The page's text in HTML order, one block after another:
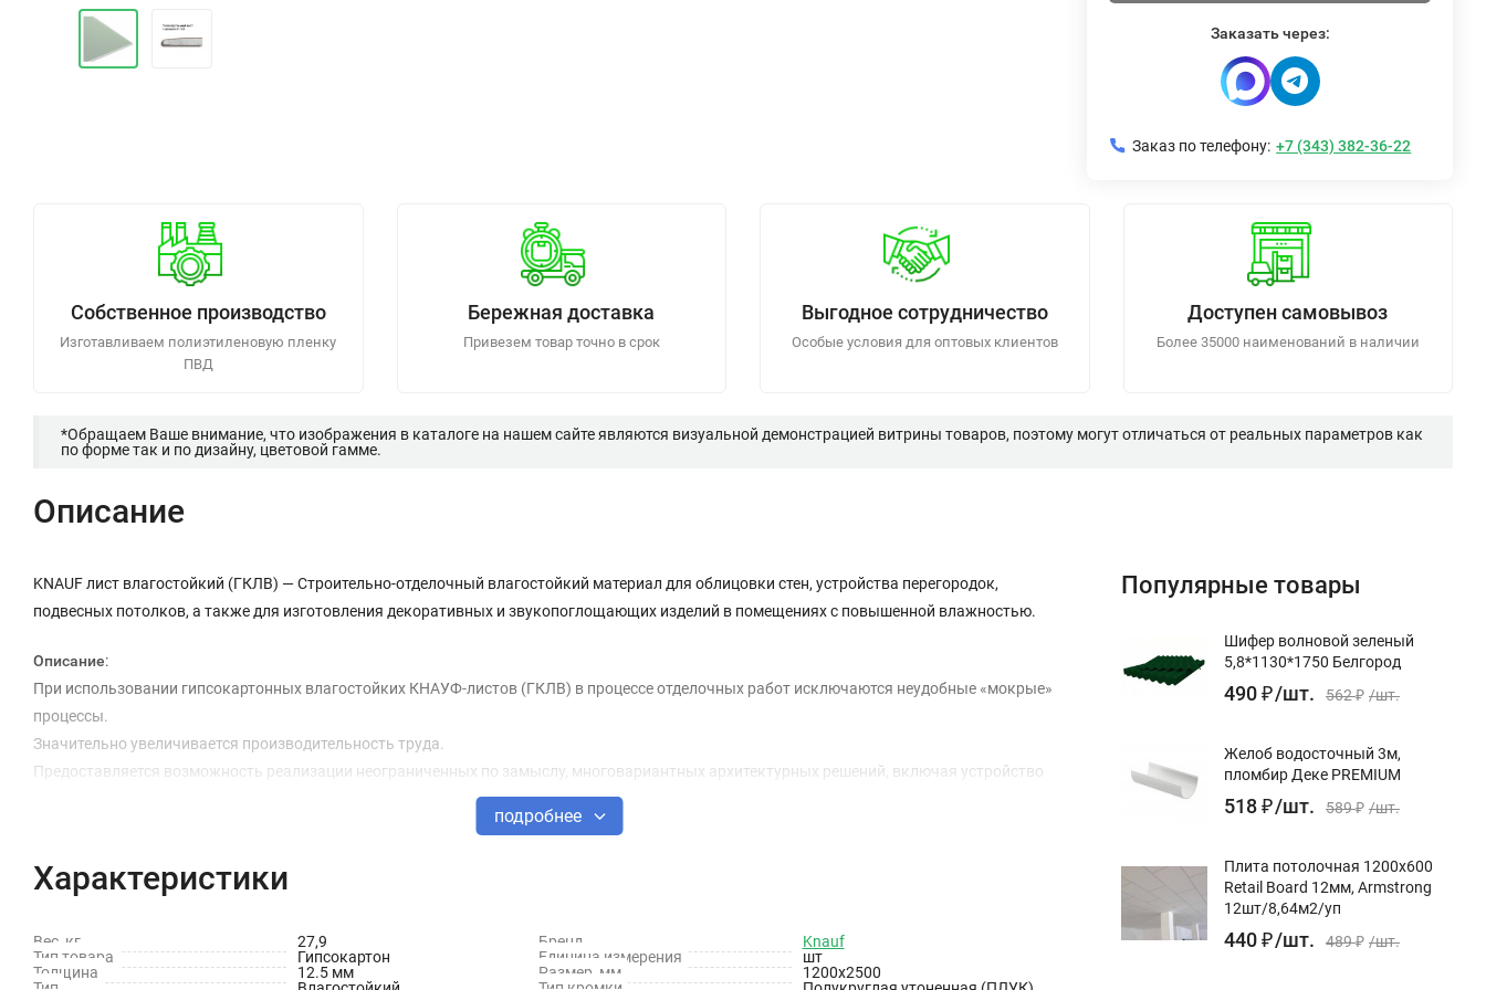
Заказать через:
Заказ по телефону: +7 (343) 382-36-22
Собственное производство
Изготавливаем полиэтиленовую пленку
ПВД
Бережная доставка
Привезем товар точно в срок
Выгодное сотрудничество
Особые условия для оптовых клиентов
Доступен самовывоз
Более 35000 наименований в наличии
*Обращаем Ваше внимание, что изображения в каталоге на нашем сайте являются визуальной демонстрацией витрины товаров, поэтому могут отличаться от реальных параметров как
по форме так и по дизайну, цветовой гамме.
Описание
KNAUF лист влагостойкий (ГКЛВ) — Строительно-отделочный влагостойкий материал для облицовки стен, устройства перегородок,
подвесных потолков, а также для изготовления декоративных и звукопоглощающих изделий в помещениях с повышенной влажностью.
Описание:
При использовании гипсокартонных влагостойких КНАУФ-листов (ГКЛВ) в процессе отделочных работ исключаются неудобные «мокрые»
процессы.
Значительно увеличивается производительность труда.
Предоставляется возможность реализации неограниченных по замыслу, многовариантных архитектурных решений, включая устройство
Достигается общая экономия затрат на строительство за счет облегчения конструкции здания.
Материал не содержит токсичных компонентов и имеет кислотность, аналогичную кислотности человеческой кожи.
Обладает способностью дышать, то есть поглощать избыточную влагу и выделять ее в окружающую среду при недостатке.
Соответствует строгим мировым стандартам.
подробнее
Характеристики
Вес, кг 27,9 Бренд
Knauf
Тип товара
Гипсокартон Единица измерения
шт
Толщина
12.5 мм Размер, мм
1200х2500
Популярные товары
Шифер волновой зеленый
5,8*1130*1750 Белгород
490₽/шт. 562₽ /шт.
Желоб водосточный 3м,
пломбир Деке PREMIUM
518₽/шт. 589₽ /шт.
Плита потолочная 1200х600
Retail Board 12мм, Armstrong
12шт/8,64м2/уп
440₽/шт. 489₽ /шт.